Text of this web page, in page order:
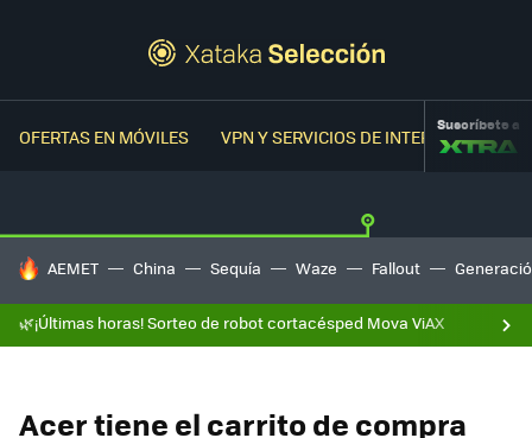
OFERTAS EN MÓVILES VPN Y SERVICIOS DE INTERNETSuscríbete a
HOY SE HABLA DE
AEMET China Sequía Waze Fallout
🌿¡Últimas horas! Sorteo de robot cortacésped Mova ViAX
Acer tiene el carrito de compra